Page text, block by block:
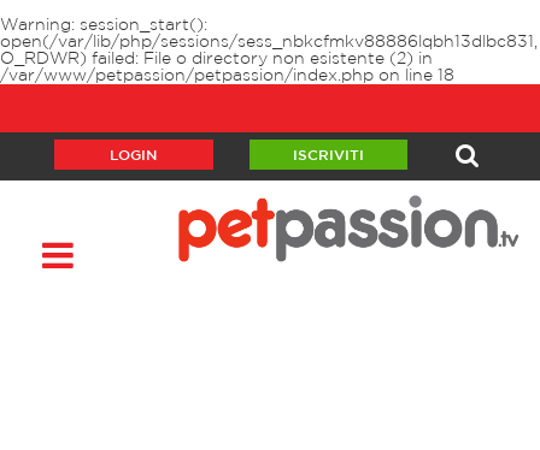
Warning: session_start():
open(/var/lib/php/sessions/sess_nbkcfmkv88886lqbh13dlbc831,
O_RDWR) failed: File o directory non esistente (2) in
/var/www/petpassion/petpassion/index.php on line 18
LOGIN ISCRIVITI